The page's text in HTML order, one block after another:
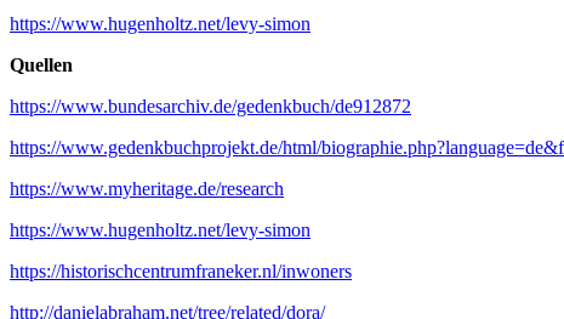
https://www.hugenholtz.net/levy-simon
Quellen
https://www.bundesarchiv.de/gedenkbuch/de912872
https://www.gedenkbuchprojekt.de/html/
https://www.myheritage.de/research
https://www.hugenholtz.net/levy-simon
https://historischcentrumfraneker.nl/inwoners
http://danielabraham.net/tree/related/dora/